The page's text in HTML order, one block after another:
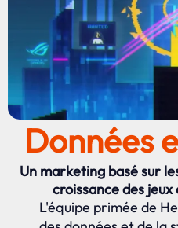
Données
Un marketing basé sur
croissance des
L'équipe primée de